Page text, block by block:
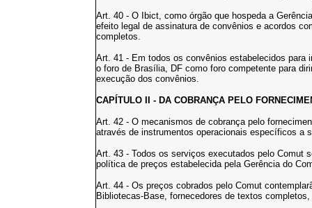
Art. 40 - O Ibict, como órgão que hospeda a
efeito legal de assinatura de convênios e acordos
completos.
Art. 41 - Em todos os convênios estabelecidos para
o foro de Brasília, DF como foro competente para
execução dos convênios.
CAPÍTULO II - DA COBRANÇA PELO
Art. 42 - O mecanismos de cobrança pelo
através de instrumentos operacionais específicos a
Art. 43 - Todos os serviços executados pelo Comut
política de preços estabelecida pela Gerência do
Art. 44 - Os preços cobrados pelo Comut
Bibliotecas-Base, fornecedores de textos